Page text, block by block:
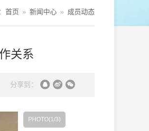
首页 » 新闻中心 » 成员动态
关系
分享到：
PHOTO(1/3)